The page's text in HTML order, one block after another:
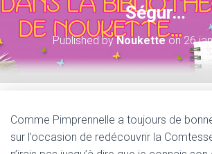
Ségur…
Published byNouketteon26
Comme Pimprennelle a toujours de
sur l’occasion de redécouvrir la